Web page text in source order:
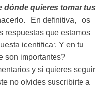
dónde quieres tomar tus
En definitiva, los
respuestas que estamos
identificar. Y en tu
son importantes?
y si quieres seguir
no olvides suscribirte a